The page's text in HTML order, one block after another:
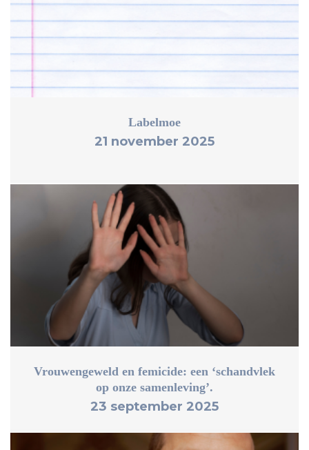
Labelmoe
21 november 2025
Vrouwengeweld en femicide: een ‘schandvlek
op onze samenleving’.
23 september 2025